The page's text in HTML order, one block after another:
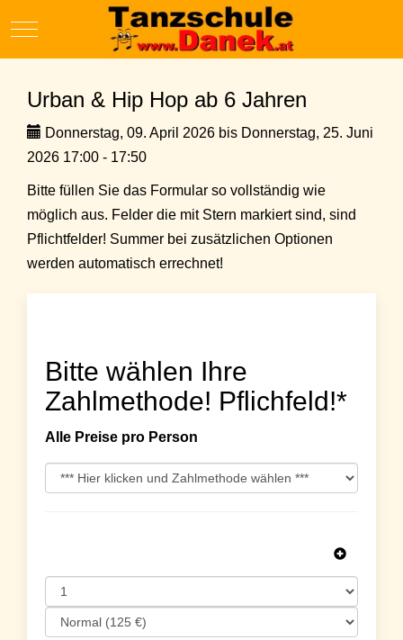
Mobile Menu Toggle
Urban & Hip Hop ab 6 Jahren
Donnerstag, 09. April 2026 bis Donnerstag, 25. Juni
2026 17:00 - 17:50
Bitte füllen Sie das Formular so vollständig wie
möglich aus. Felder die mit Stern markiert sind, sind
Pflichtfelder! Summer bei zusätzlichen Optionen
werden automatisch errechnet!
Bitte wählen Ihre
Zahlmethode! Pflichfeld!*
Alle Preise pro Person